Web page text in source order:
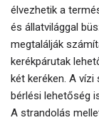
élvezhetik a
és állatvilággal
megtalálják
kerékpárutak
két keréken. A
bérlési lehetőség
A strandolás